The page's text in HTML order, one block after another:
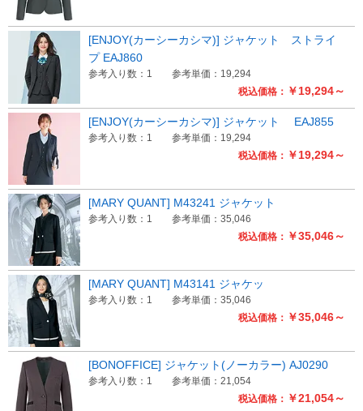
税込価格： ￥19,294～
[ENJOY(カーシーカシマ)] ジャケット ストライ
プ EAJ860
参考入り数：1 参考単価：19,294
税込価格： ￥19,294～
[ENJOY(カーシーカシマ)] ジャケット EAJ855
参考入り数：1 参考単価：19,294
税込価格： ￥35,046～
[MARY QUANT] M43241 ジャケット
参考入り数：1 参考単価：35,046
税込価格： ￥35,046～
[MARY QUANT] M43141 ジャケッ
参考入り数：1 参考単価：35,046
税込価格： ￥21,054～
[BONOFFICE] ジャケット(ノーカラー) AJ0290
参考入り数：1 参考単価：21,054